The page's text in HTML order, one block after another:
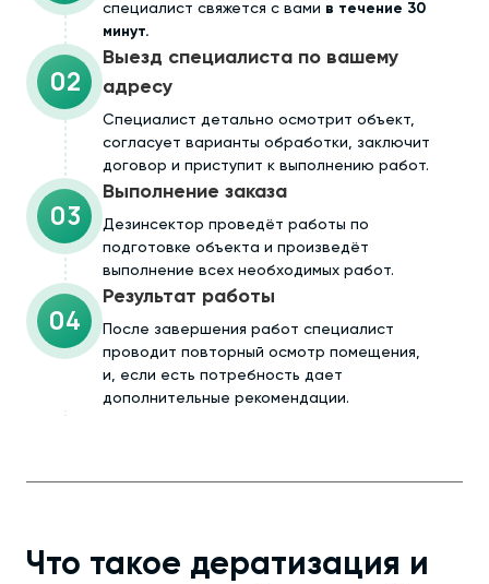
специалист свяжется с вами в течение 30
минут.
02
Выезд специалиста по вашему
адресу
Cпециалист детально осмотрит объект,
согласует варианты обработки, заключит
договор и приступит к выполнению работ.
03
Выполнение заказа
Дезинсектор проведёт работы по
подготовке объекта и произведёт
выполнение всех необходимых работ.
04
Результат работы
После завершения работ специалист
проводит повторный осмотр помещения,
и, если есть потребность дает
дополнительные рекомендации.
Что такое дератизация и